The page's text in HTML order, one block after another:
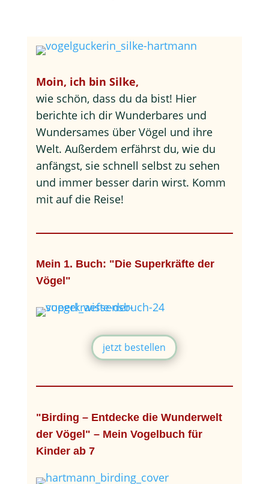
Moin, ich bin Silke,
wie schön, dass du da bist! Hier
berichte ich dir Wunderbares und
Wundersames über Vögel und ihre
Welt. Außerdem erfährst du, wie du
anfängst, sie schnell selbst zu sehen
und immer besser darin wirst. Komm
mit auf die Reise!
Mein 1. Buch: "Die Superkräfte der
Vögel"
jetzt bestellen
"Birding – Entdecke die Wunderwelt
der Vögel" – Mein Vogelbuch für
Kinder ab 7